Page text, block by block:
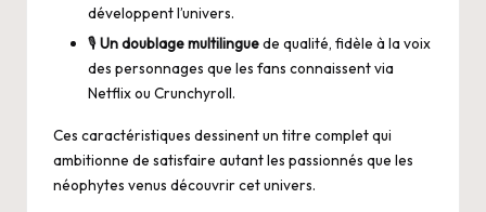
développent l’univers.
🎙️ Un doublage multilinguede qualité, fidèle à la voix
des personnages que les fans connaissent via
Netflix ou Crunchyroll.
Ces caractéristiques dessinent un titre complet qui
ambitionne de satisfaire autant les passionnés que les
néophytes venus découvrir cet univers.